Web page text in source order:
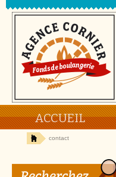
ACCUEIL
contact